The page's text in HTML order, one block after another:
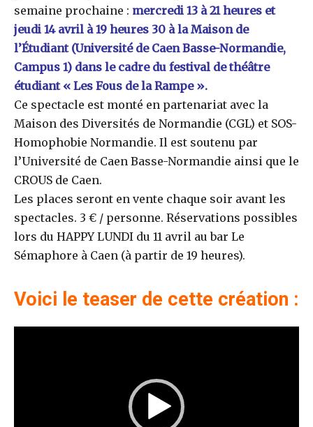
semaine prochaine : mercredi 13 à 21 heures et
jeudi 14 avril à 19 heures 30 à la Maison de
l’Étudiant (Université de Caen Basse-Normandie,
Campus 1) dans le cadre du festival de théâtre
étudiant « Les Fous de la Rampe ».
Ce spectacle est monté en partenariat avec la
Maison des Diversités de Normandie (CGL) et SOS-
Homophobie Normandie. Il est soutenu par
l’Université de Caen Basse-Normandie ainsi que le
CROUS de Caen.
Les places seront en vente chaque soir avant les
spectacles. 3 € / personne. Réservations possibles
lors du HAPPY LUNDI du 11 avril au bar Le
Sémaphore à Caen (à partir de 19 heures).
Voici le teaser de cette création :